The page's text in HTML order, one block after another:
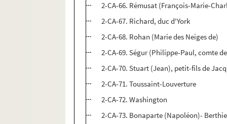
2-CA-66. Rémusat (François-Marie-
2-CA-67. Richard, duc d'York
2-CA-68. Rohan (Marie des Neiges de)
2-CA-69. Ségur (Philippe-Paul, comte
2-CA-70. Stuart (Jean), petit-fils de
2-CA-71. Toussaint-Louverture
2-CA-72. Washington
2-CA-73. Bonaparte (Napoléon)-